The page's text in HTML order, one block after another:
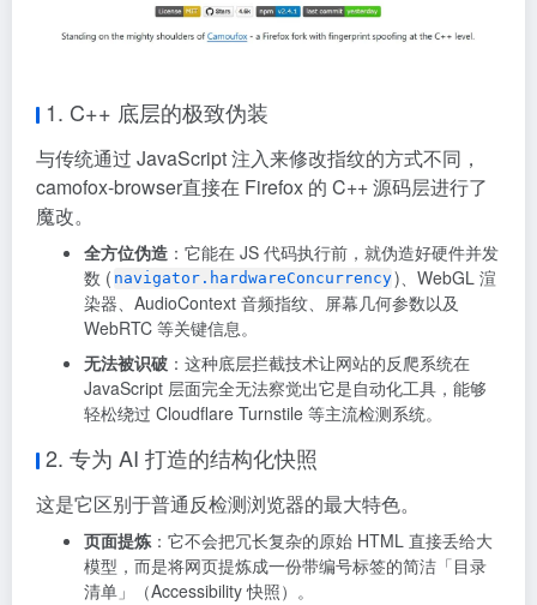
1. C++ 底层的极致伪装
与传统通过 JavaScript 注入来修改指纹的方式不同，
camofox-browser直接在 Firefox 的 C++ 源码层进行了
魔改。
全方位伪造 ：它能在 JS 代码执行前，就伪造好硬件并发
数 ( navigator.hardwareConcurrency)、WebGL 渲
染器、AudioContext 音频指纹、屏幕几何参数以及
WebRTC 等关键信息。
无法被识破 ：这种底层拦截技术让网站的反爬系统在
JavaScript 层面完全无法察觉出它是自动化工具，能够
轻松绕过 Cloudflare Turnstile 等主流检测系统。
2. 专为 AI 打造的结构化快照
这是它区别于普通反检测浏览器的最大特色。
页面提炼：它不会把冗长复杂的原始 HTML 直接丢给大
模型，而是将网页提炼成一份带编号标签的简洁「目录
清单」（Accessibility 快照） 。